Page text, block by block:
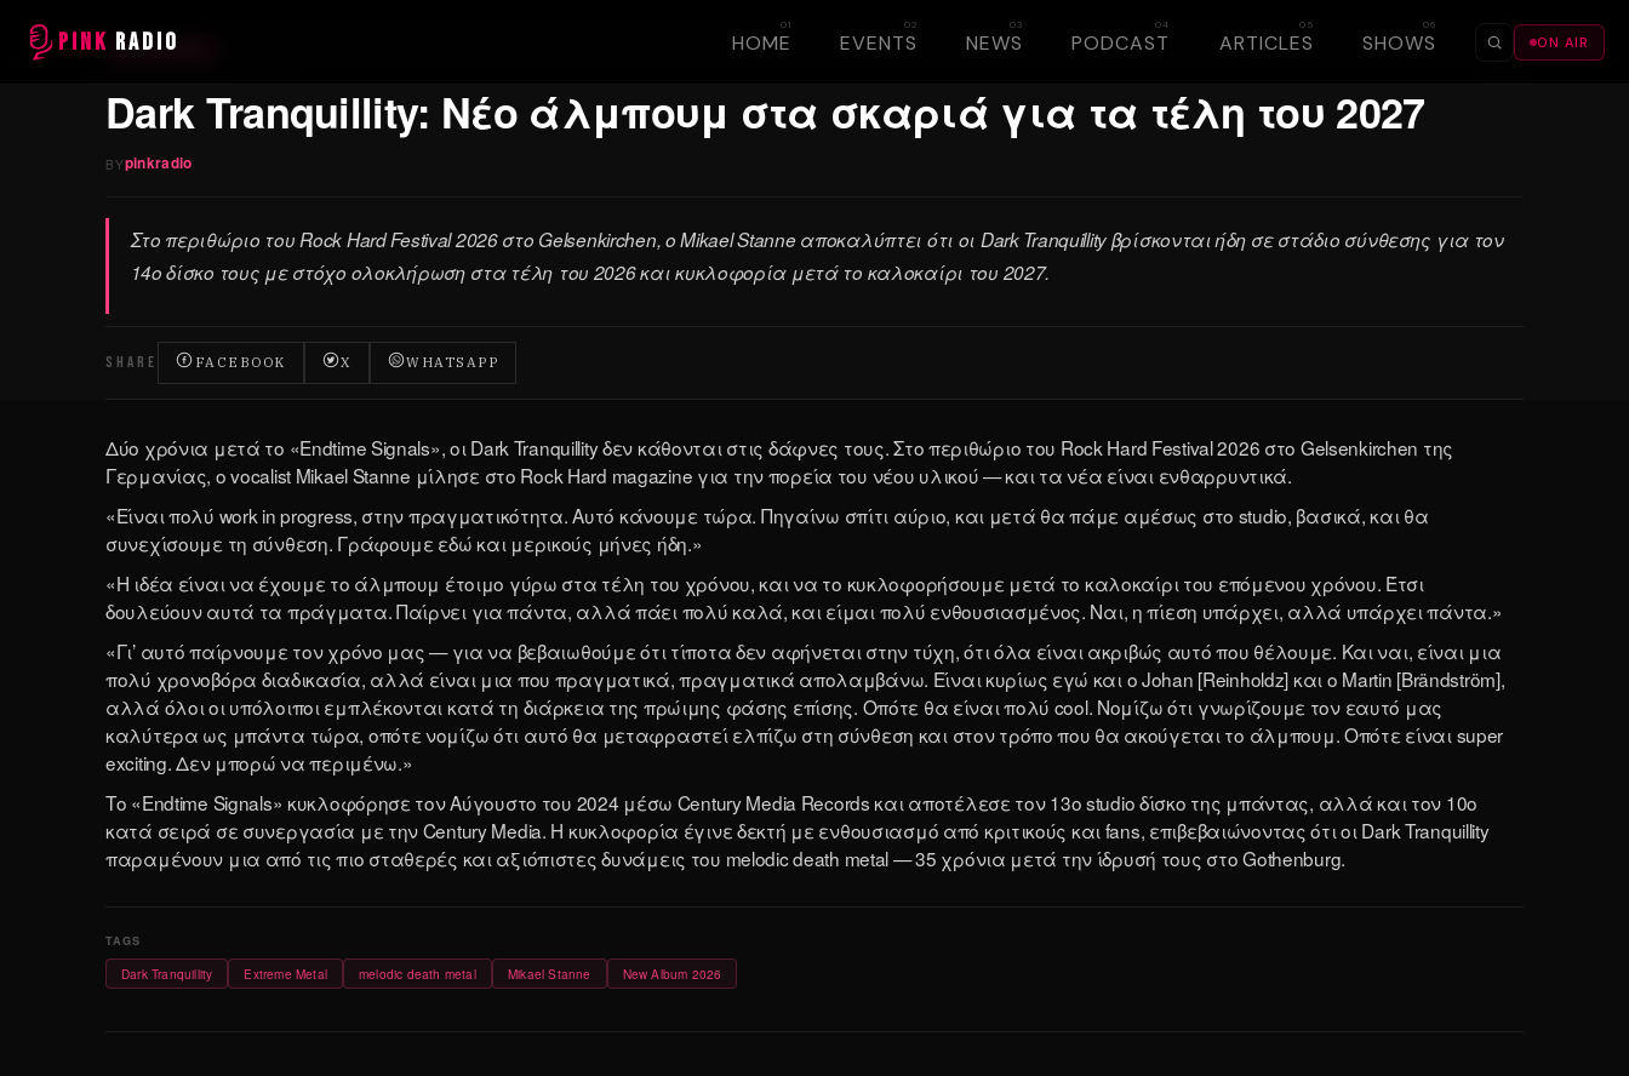
PINK RADIO HOME EVENTS NEWS PODCAST ARTICLES SHOWS ON AIR
MUSIC NEWS ☀
Dark Tranquillity: Νέο άλμπουμ στα σκαριά για τα τέλη του 2027
BYpinkradio
Στο περιθώριο του Rock Hard Festival 2026 στο Gelsenkirchen, ο Mikael Stanne αποκαλύπτει ότι οι Dark Tranquillity βρίσκονται ήδη σε στάδιο σύνθεσης για τον
14ο δίσκο τους με στόχο ολοκλήρωση στα τέλη του 2026 και κυκλοφορία μετά το καλοκαίρι του 2027.
SHARE FACEBOOK X WHATSAPP
Δύο χρόνια μετά το «Endtime Signals», οι Dark Tranquillity δεν κάθονται στις δάφνες τους. Στο περιθώριο του Rock Hard Festival 2026 στο Gelsenkirchen της
Γερμανίας, ο vocalist Mikael Stanne μίλησε στο Rock Hard magazine για την πορεία του νέου υλικού — και τα νέα είναι ενθαρρυντικά.
«Είναι πολύ work in progress, στην πραγματικότητα. Αυτό κάνουμε τώρα. Πηγαίνω σπίτι αύριο, και μετά θα πάμε αμέσως στο studio, βασικά, και θα
συνεχίσουμε τη σύνθεση. Γράφουμε εδώ και μερικούς μήνες ήδη.»
«Η ιδέα είναι να έχουμε το άλμπουμ έτοιμο γύρω στα τέλη του χρόνου, και να το κυκλοφορήσουμε μετά το καλοκαίρι του επόμενου χρόνου. Έτσι
δουλεύουν αυτά τα πράγματα. Παίρνει για πάντα, αλλά πάει πολύ καλά, και είμαι πολύ ενθουσιασμένος. Ναι, η πίεση υπάρχει, αλλά υπάρχει πάντα.»
«Γι’ αυτό παίρνουμε τον χρόνο μας — για να βεβαιωθούμε ότι τίποτα δεν αφήνεται στην τύχη, ότι όλα είναι ακριβώς αυτό που θέλουμε. Και ναι, είναι μια
πολύ χρονοβόρα διαδικασία, αλλά είναι μια που πραγματικά, πραγματικά απολαμβάνω. Είναι κυρίως εγώ και ο Johan [Reinholdz] και ο Martin [Brändström],
αλλά όλοι οι υπόλοιποι εμπλέκονται κατά τη διάρκεια της πρώιμης φάσης επίσης. Οπότε θα είναι πολύ cool. Νομίζω ότι γνωρίζουμε τον εαυτό μας
καλύτερα ως μπάντα τώρα, οπότε νομίζω ότι αυτό θα μεταφραστεί ελπίζω στη σύνθεση και στον τρόπο που θα ακούγεται το άλμπουμ. Οπότε είναι super
exciting. Δεν μπορώ να περιμένω.»
Το «Endtime Signals» κυκλοφόρησε τον Αύγουστο του 2024 μέσω Century Media Records και αποτέλεσε τον 13ο studio δίσκο της μπάντας, αλλά και τον 10ο
κατά σειρά σε συνεργασία με την Century Media. Η κυκλοφορία έγινε δεκτή με ενθουσιασμό από κριτικούς και fans, επιβεβαιώνοντας ότι οι Dark Tranquillity
παραμένουν μια από τις πιο σταθερές και αξιόπιστες δυνάμεις του melodic death metal — 35 χρόνια μετά την ίδρυσή τους στο Gothenburg.
Dark Tranquillity Extreme Metal melodic death metal Mikael Stanne New Album 2026